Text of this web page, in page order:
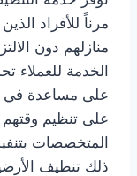
مرناً للأفراد
منازلهم دون
الخدمة للعملاء
على مساعدة في
على تنظيم
المتخصصات
ذلك تنظيف